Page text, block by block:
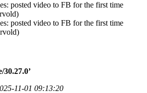
posted video to FB for the first time
posted video to FB for the first time
30.27.0’
11-01 09:13:20